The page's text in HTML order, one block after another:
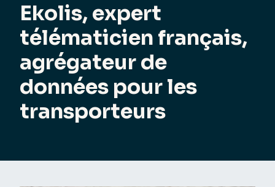
Ekolis, expert
télématicien français,
agrégateur de
données pour les
transporteurs